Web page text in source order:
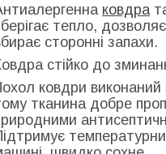
ковдра
тепло,
сторонні запахи.
стійко до
ковдри
тканина добре